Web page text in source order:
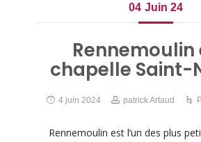
04 Juin 24
Rennemoulin
chapelle Saint-
4 juin 2024 patrick Artaud
Rennemoulin est l’un des plus